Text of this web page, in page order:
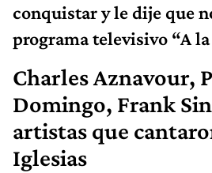
conquistar y le dije que
programa televisivo “A la
Charles Aznavour,
Domingo, Frank
artistas que
Iglesias